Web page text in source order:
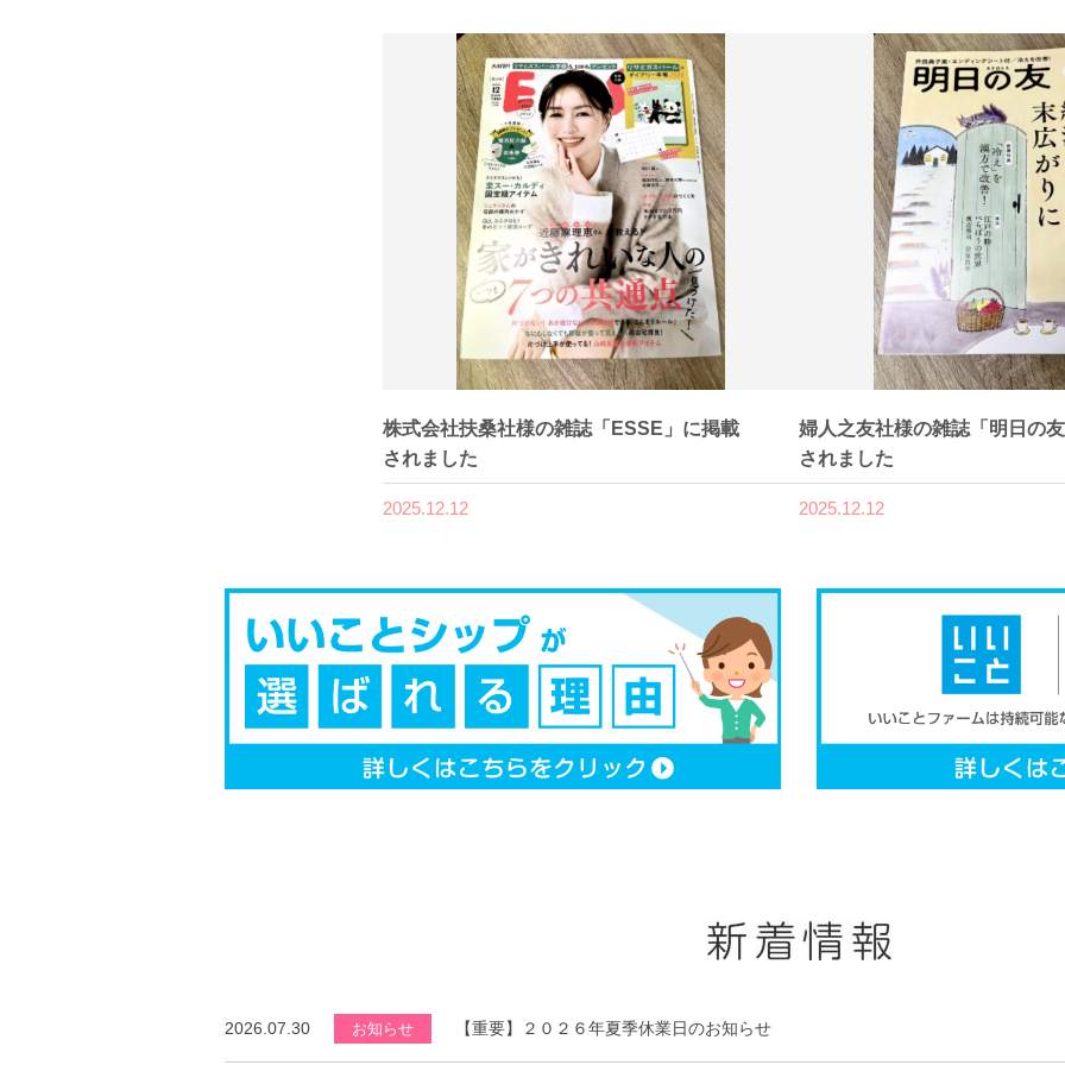
株式会社扶桑社様の雑誌「ESSE」に掲載
されました
2025.12.12
婦人之友社様の雑誌「明日の
されました
2025.12.12
2026.07.30 お知らせ 【重要】２０２６年夏季休業日のお知らせ